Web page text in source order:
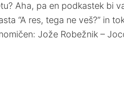
Aha, pa en podkastek bi
“A res, tega ne veš?” in
Jože Robežnik –